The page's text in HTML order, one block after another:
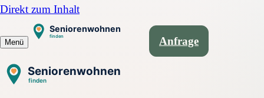
Direkt zum Inhalt
Menü Anfrage